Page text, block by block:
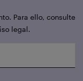
Para ello, consulte
legal.